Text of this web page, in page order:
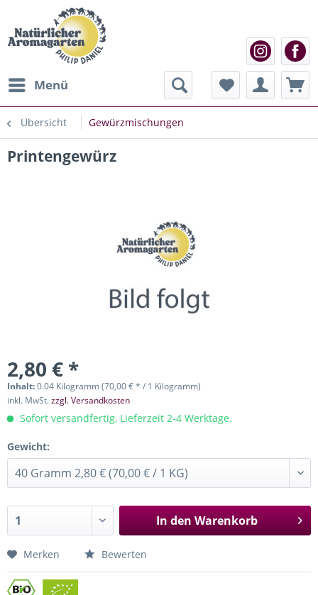
Menü
Übersicht Gewürzmischungen
Printengewürz
2,80 € *
Inhalt:0.04 Kilogramm (70,00 € * / 1 Kilogramm)
inkl. MwSt.zzgl. Versandkosten
Sofort versandfertig, Lieferzeit 2-4 Werktage.
Gewicht:
In den Warenkorb
Merken Bewerten